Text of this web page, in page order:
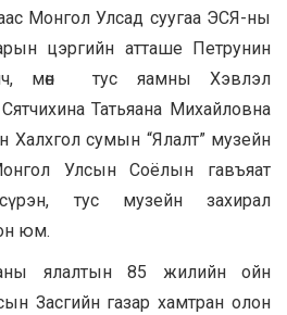
Монгол Улсад суугаа ЭСЯ-ны
цэргийн атташе Петрунин
мөн тус яамны Хэвлэл
Татьяана Михайловна
Халхгол сумын “Ялалт” музейн
Улсын Соёлын гавъяат
тус музейн захирал
юм.
ялалтын 85 жилийн ойн
Засгийн газар хамтран олон